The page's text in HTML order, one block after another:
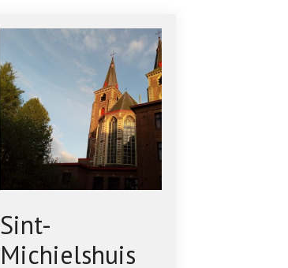
Sint-
Michielshuis
Contact
Zoek
Account